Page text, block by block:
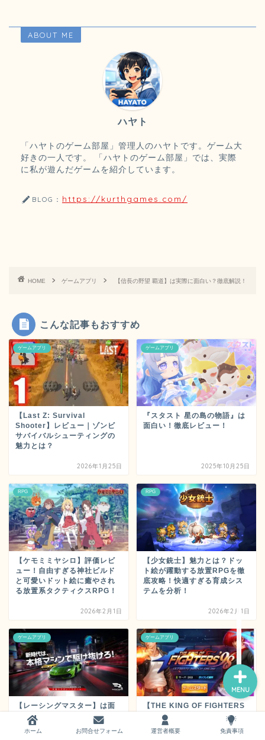
ABOUT ME
ハヤト
「ハヤトのゲーム部屋」管理人のハヤトです。ゲーム大
好きの一人です。 「ハヤトのゲーム部屋」では、実際
に私が遊んだゲームを紹介しています。
BLOG： https://kurthgames.com/
HOME ゲームアプリ 【信長の野望 覇道】は実際に面白い？徹底解説！
こんな記事もおすすめ
ゲームアプリ
【Last Z: Survival
Shooter】レビュー｜ゾンビ
サバイバルシューティングの
魅力とは？
2026年1月25日
ゲームアプリ
『スタスト 星の島の物語』は
面白い！徹底レビュー！
2025年10月25日
RPG
【ケモミミヤシロ】評価レビ
ュー！自由すぎる神社ビルド
と可愛いドット絵に癒やされ
る放置系タクティクスRPG！
2026年2月1日
RPG
【少女銃士】魅力とは？ドッ
ト絵が躍動する放置RPGを徹
底攻略！快適すぎる育成シス
テムを分析！
2026年2月1日
ゲームアプリ
【レーシングマスター】は面
白い？実際にプレイした感想
や評価や魅力をガチ徹底解説
ゲームアプリ
【THE KING OF FIGHTERS
’98 UM OL】は面白い？実際
にプレイした感想や評価や魅
力を徹底解説！
ホーム お問合せフォーム 運営者概要 免責事項
MENU
ホーム
お問い合わせ
運営者概要